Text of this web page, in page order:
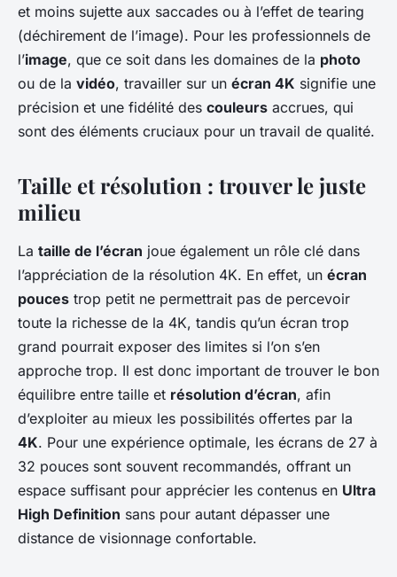
et moins sujette aux saccades ou à l’effet de tearing
(déchirement de l’image). Pour les professionnels de
l’image, que ce soit dans les domaines de la photo
ou de la vidéo, travailler sur un écran 4K signifie une
précision et une fidélité des couleurs accrues, qui
sont des éléments cruciaux pour un travail de qualité.
Taille et résolution : trouver le juste
milieu
La taille de l’écran joue également un rôle clé dans
l’appréciation de la résolution 4K. En effet, un écran
pouces trop petit ne permettrait pas de percevoir
toute la richesse de la 4K, tandis qu’un écran trop
grand pourrait exposer des limites si l’on s’en
approche trop. Il est donc important de trouver le bon
équilibre entre taille et résolution d’écran, afin
d’exploiter au mieux les possibilités offertes par la
4K. Pour une expérience optimale, les écrans de 27 à
32 pouces sont souvent recommandés, offrant un
espace suffisant pour apprécier les contenus en Ultra
High Definition sans pour autant dépasser une
distance de visionnage confortable.